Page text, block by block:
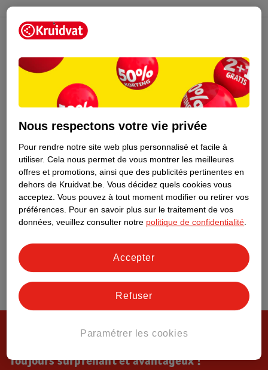
Toujours surprenant et avantageux !
Nous respectons votre vie privée
Pour rendre notre site web plus personnalisé et facile à
utiliser. Cela nous permet de vous montrer les meilleures
offres et promotions, ainsi que des publicités pertinentes en
dehors de Kruidvat.be. Vous décidez quels cookies vous
acceptez. Vous pouvez à tout moment modifier ou retirer vos
préférences. Pour en savoir plus sur le traitement de vos
données, veuillez consulter notre politique de confidentialité
Paramétrer les cookies
Refuser
Accepter